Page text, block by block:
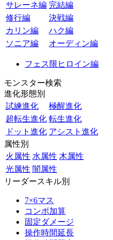
サレーネ編 完結編
修行編
決戦編
カリン編
ハク編
ソニア編
オーディン編
フェス限ヒロイン編
モンスター検索
進化形態別
試練進化
極醒進化
超転生進化 転生進化
ドット進化 アシスト進化
属性別
火属性 水属性 木属性
光属性 闇属性
リーダースキル別
7×6マス
コンボ加算
固定ダメージ
操作時間延長